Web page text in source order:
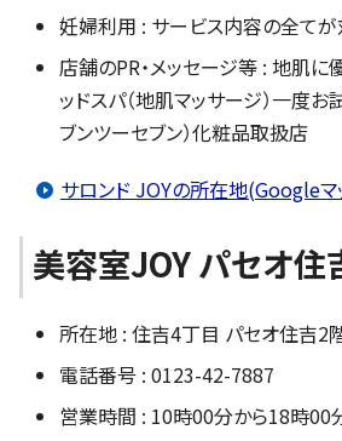
妊婦利用 : サービス内容の全て
店舗のPR・メッセージ等 : 地肌に
ッドスパ（地肌マッサージ）一度お
ブンツーセブン）化粧品取扱店
サロンド JOYの所在地(Googleマ
美容室JOY パセオ住
所在地 : 住吉4丁目 パセオ住吉2
電話番号 : 0123-42-7887
営業時間 : 10時00分から18時00